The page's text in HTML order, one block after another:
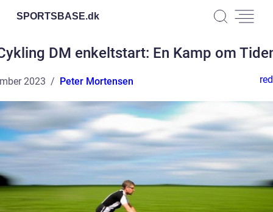
SPORTSBASE.dk
DM enkeltstart: En Kamp om
2023 Peter Mortensen